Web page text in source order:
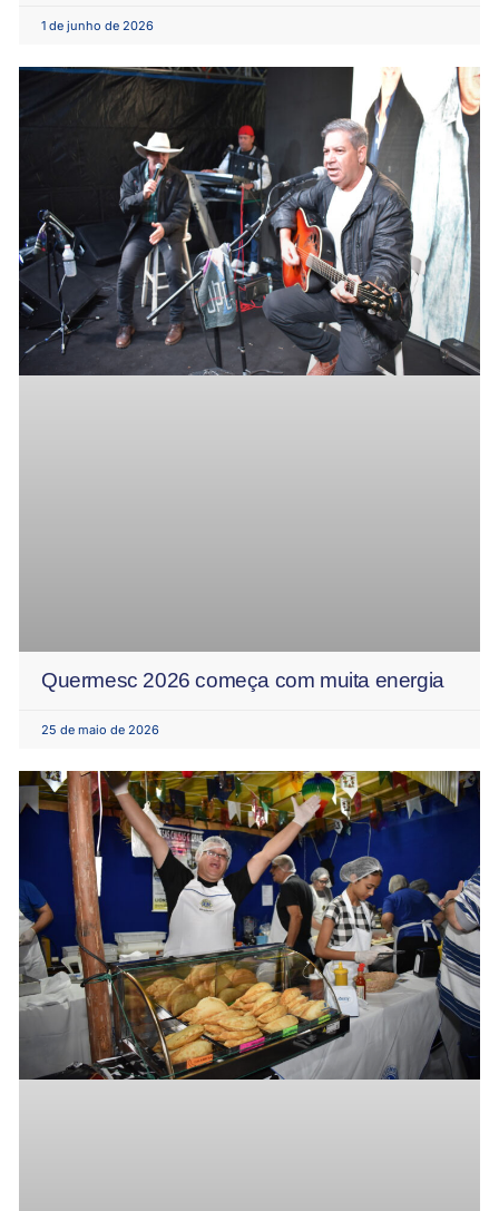
1 de junho de 2026
Quermesc 2026 começa com muita energia
25 de maio de 2026